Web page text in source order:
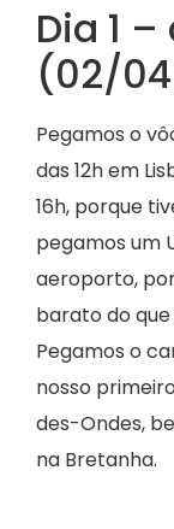
Dia 1
(02/
Pegamos o
das 12h em
16h, porque
pegamos um
aeroporto,
barato do
Pegamos o
nosso
des-Ondes,
na Bretanha.